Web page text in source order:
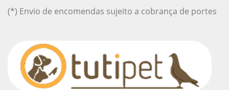
(*) Envio de encomendas sujeito a cobrança de portes